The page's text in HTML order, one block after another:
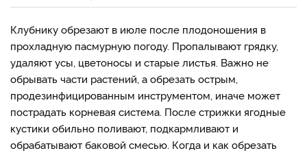
Клубнику обрезают в июле после плодоношения в
прохладную пасмурную погоду. Пропалывают грядку,
удаляют усы, цветоносы и старые листья. Важно не
обрывать части растений, а обрезать острым,
продезинфицированным инструментом, иначе может
пострадать корневая система. После стрижки ягодные
кустики обильно поливают, подкармливают и
обрабатывают баковой смесью. Когда и как обрезать